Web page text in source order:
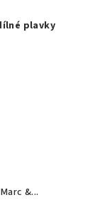
plavky
&...